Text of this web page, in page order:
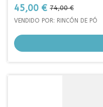
Prezo
45,00 € Prezo
base
74,00 €
VENDIDO POR: RINCÓN DE PÓ